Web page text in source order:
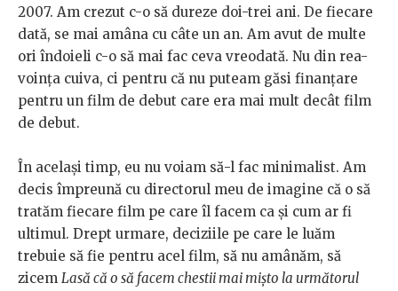
2007. Am crezut c-o să dureze doi-trei ani. De fiecare
dată, se mai amâna cu câte un an. Am avut de multe
ori îndoieli c-o să mai fac ceva vreodată. Nu din rea-
voința cuiva, ci pentru că nu puteam găsi finanțare
pentru un film de debut care era mai mult decât film
de debut.
În același timp, eu nu voiam să-l fac minimalist. Am
decis împreună cu directorul meu de imagine că o să
tratăm fiecare film pe care îl facem ca și cum ar fi
ultimul. Drept urmare, deciziile pe care le luăm
trebuie să fie pentru acel film, să nu amânăm, să
zicem Lasă că o să facem chestii mai mișto la următorul